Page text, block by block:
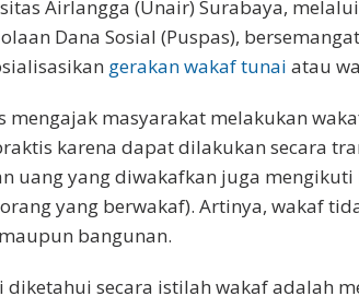
Airlangga (Unair) Surabaya,
Dana Sosial (Puspas), bersemangat
gerakan wakaf tunai atau
mengajak masyarakat melakukan
karena dapat dilakukan secara
uang yang diwakafkan juga
yang berwakaf). Artinya, wakaf
bangunan.
diketahui secara istilah wakaf adalah